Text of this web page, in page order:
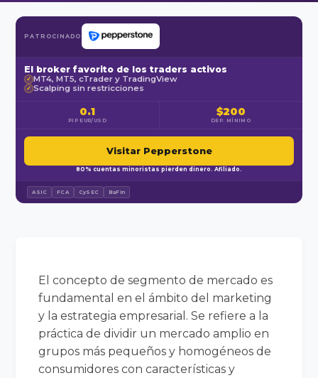
PATROCINADO
El broker favorito de los traders activos
✓ MT4, MT5, cTrader y TradingView
✓ Scalping sin restricciones
0.1
PIP EUR/USD
$200
DEP. MÍNIMO
Visitar Pepperstone
80% cuentas minoristas pierden dinero. Afiliado.
ASIC FCA CySEC BaFin
El concepto de segmento de mercado es
fundamental en el ámbito del marketing
y la estrategia empresarial. Se refiere a la
práctica de dividir un mercado amplio en
grupos más pequeños y homogéneos de
consumidores con características y